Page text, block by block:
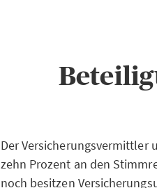
Der
zehn Prozent an den
noch besitzen